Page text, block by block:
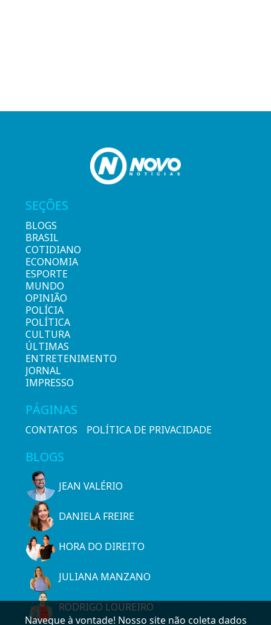
SEÇÕES
BLOGS
BRASIL
COTIDIANO
ECONOMIA
ESPORTE
MUNDO
OPINIÃO
POLÍCIA
POLÍTICA
CULTURA
ÚLTIMAS
ENTRETENIMENTO
JORNAL
IMPRESSO
PÁGINAS
CONTATOS POLÍTICA DE PRIVACIDADE
BLOGS
JEAN VALÉRIO
DANIELA FREIRE
HORA DO DIREITO
JULIANA MANZANO
RODRIGO LOUREIRO
Navegue à vontade! Nosso site não coleta dados